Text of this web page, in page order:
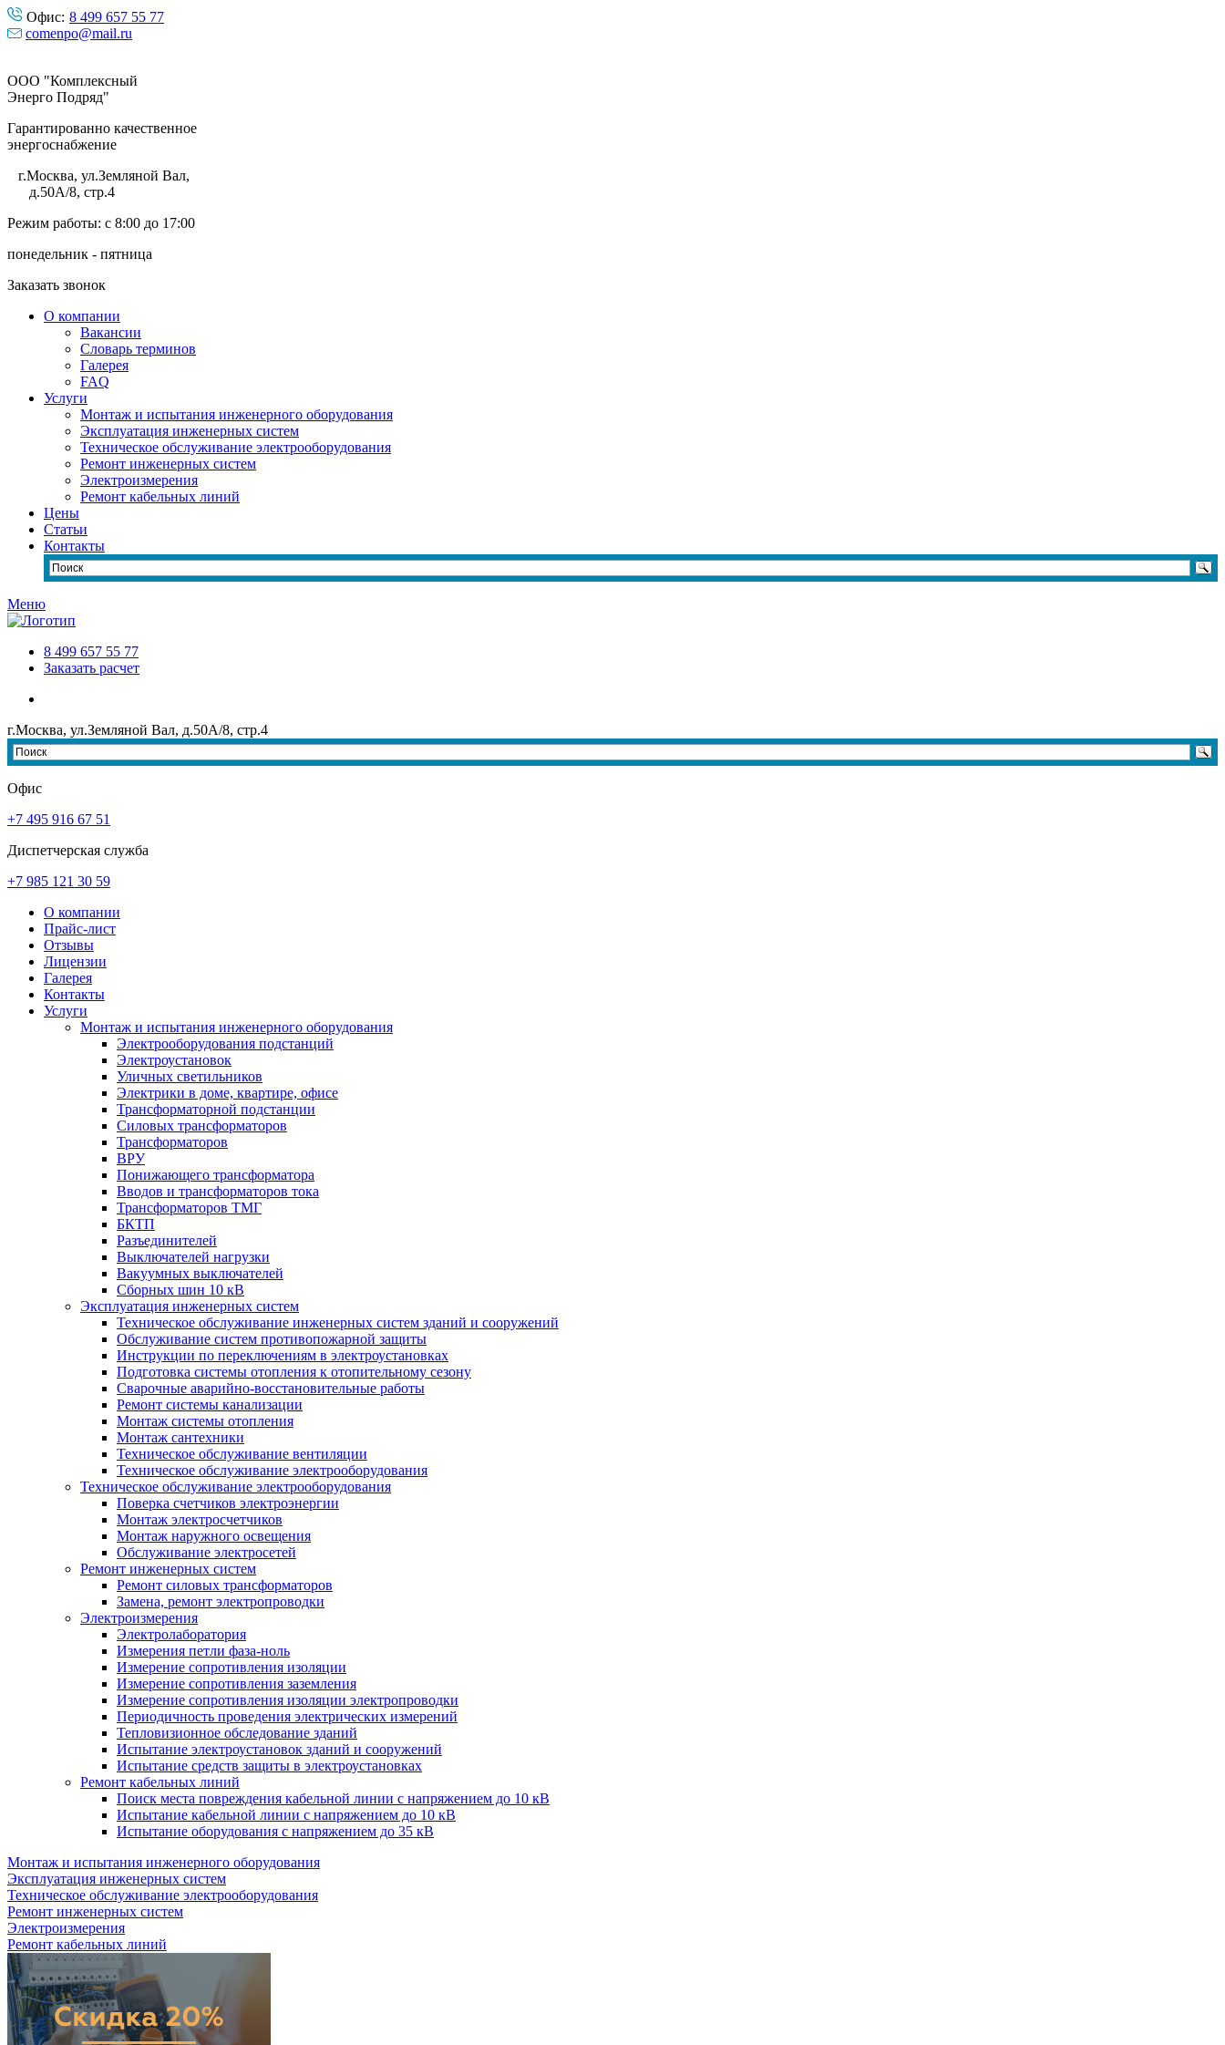
Офис: 8 499 657 55 77
comenpo@mail.ru
ООО "Комплексный
Энерго Подряд"
Гарантированно качественное
энергоснабжение
г.Москва, ул.Земляной Вал,
д.50А/8, стр.4
Режим работы: с 8:00 до 17:00
понедельник - пятница
Заказать звонок
О компании
Вакансии
Словарь терминов
Галерея
FAQ
Услуги
Монтаж и испытания инженерного оборудования
Эксплуатация инженерных систем
Техническое обслуживание электрооборудования
Ремонт инженерных систем
Электроизмерения
Ремонт кабельных линий
Цены
Статьи
Контакты
Меню
8 499 657 55 77
Заказать расчет
г.Москва, ул.Земляной Вал, д.50А/8, стр.4
Офис
+7 495 916 67 51
Диспетчерская служба
+7 985 121 30 59
О компании
Прайс-лист
Отзывы
Лицензии
Галерея
Контакты
Услуги
Монтаж и испытания инженерного оборудования
Электрооборудования подстанций
Электроустановок
Уличных светильников
Электрики в доме, квартире, офисе
Трансформаторной подстанции
Силовых трансформаторов
Трансформаторов
ВРУ
Понижающего трансформатора
Вводов и трансформаторов тока
Трансформаторов ТМГ
БКТП
Разъединителей
Выключателей нагрузки
Вакуумных выключателей
Cборных шин 10 кВ
Эксплуатация инженерных систем
Техническое обслуживание инженерных систем зданий и сооружений
Обслуживание систем противопожарной защиты
Инструкции по переключениям в электроустановках
Подготовка системы отопления к отопительному сезону
Сварочные аварийно-восстановительные работы
Ремонт системы канализации
Монтаж системы отопления
Монтаж сантехники
Техническое обслуживание вентиляции
Техническое обслуживание электрооборудования
Техническое обслуживание электрооборудования
Поверка счетчиков электроэнергии
Монтаж электросчетчиков
Монтаж наружного освещения
Обслуживание электросетей
Ремонт инженерных систем
Ремонт силовых трансформаторов
Замена, ремонт электропроводки
Электроизмерения
Электролаборатория
Измерения петли фаза-ноль
Измерение сопротивления изоляции
Измерение сопротивления заземления
Измерение сопротивления изоляции электропроводки
Периодичность проведения электрических измерений
Тепловизионное обследование зданий
Испытание электроустановок зданий и сооружений
Испытание средств защиты в электроустановках
Ремонт кабельных линий
Поиск места повреждения кабельной линии с напряжением до 10 кВ
Испытание кабельной линии с напряжением до 10 кВ
Испытание оборудования с напряжением до 35 кВ
Монтаж и испытания инженерного оборудования
Эксплуатация инженерных систем
Техническое обслуживание электрооборудования
Ремонт инженерных систем
Электроизмерения
Ремонт кабельных линий